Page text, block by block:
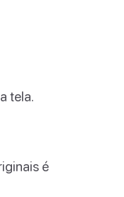
tela.
é